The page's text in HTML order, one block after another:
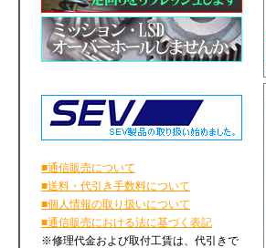
■通信販売について
■送料・代引き手数料について
■個人情報の取り扱いについて
■通信販売における法に基づく表記
※修理代金および取付工賃は、代引きで